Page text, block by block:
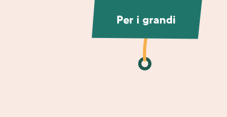
Per i grandi